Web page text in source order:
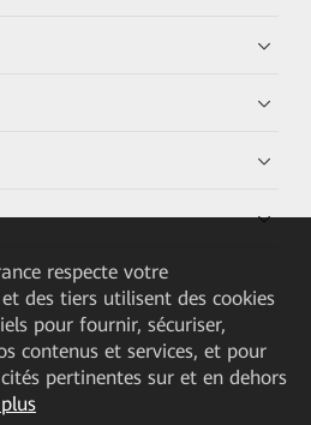
respecte votre
des tiers utilisent des cookies
pour fournir, sécuriser,
contenus et services, et pour
pertinentes sur et en dehors